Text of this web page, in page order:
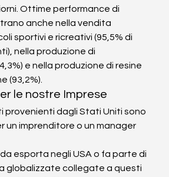
Ottime performance di
anche nella vendita
sportivi e ricreativi (95,5% di
nella produzione di
e nella produzione di resine
(93,2%).
le nostre Imprese
provenienti dagli Stati Uniti sono
un imprenditore o un manager
esporta negli USA o fa parte di
globalizzate collegate a questi